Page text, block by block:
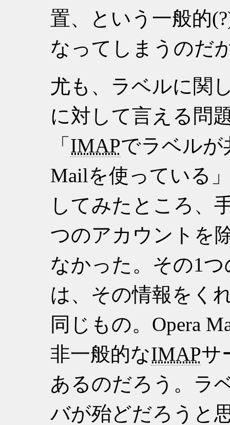
置、という一般的
なってしまうの
尤も、ラベルに関
に対して言える問
IMAPでラベルが
Mailを使っている
してみたところ、
つのアカウントを
なかった。その1
は、その情報をく
同じもの。Opera
非一般的なIMAPサ
あるのだろう。ラ
バが殆どだろうと